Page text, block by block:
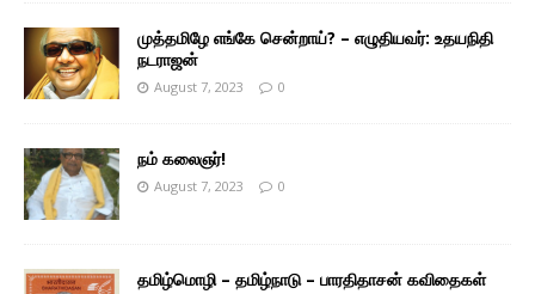
முத்தமிழே எங்கே சென்றாய்? – எழுதியவர்: உதயநிதி
நடராஜன்
August 7, 2023 0
நம் கலைஞர்!
August 7, 2023 0
தமிழ்மொழி – தமிழ்நாடு – பாரதிதாசன் கவிதைகள்